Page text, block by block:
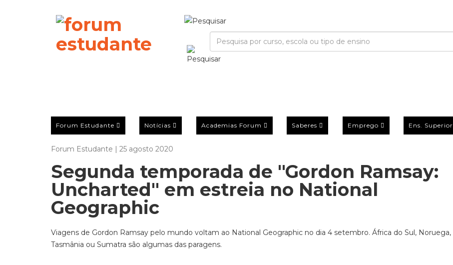
Forum Estudante Notícias Academias Forum Saberes Emprego Ens. Superior
Forum Estudante | 25 agosto 2020
Segunda temporada de "Gordon Ramsay:
Uncharted" em estreia no National
Geographic
Viagens de Gordon Ramsay pelo mundo voltam ao National Geographic no dia 4 setembro. África do Sul, Noruega,
Tasmânia ou Sumatra são algumas das paragens.